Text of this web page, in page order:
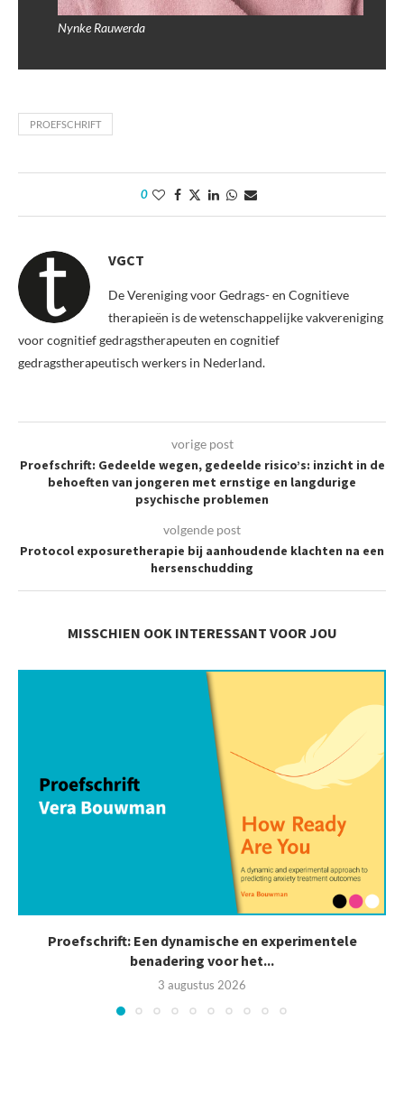
Nynke Rauwerda
PROEFSCHRIFT
0
VGCT
De Vereniging voor Gedrags- en Cognitieve
therapieën is de wetenschappelijke vakvereniging
voor cognitief gedragstherapeuten en cognitief
gedragstherapeutisch werkers in Nederland.
vorige post
Proefschrift: Gedeelde wegen, gedeelde risico’s: inzicht in de
behoeften van jongeren met ernstige en langdurige
psychische problemen
volgende post
Protocol exposuretherapie bij aanhoudende klachten na een
hersenschudding
MISSCHIEN OOK INTERESSANT VOOR JOU
Proefschrift: Een dynamische en experimentele
benadering voor het...
3 augustus 2026